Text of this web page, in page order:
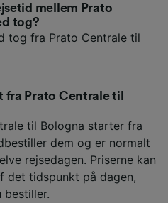
mellem Prato
tog?
tog fra Prato Centrale til
fra Prato Centrale til
til Bologna starter fra
dem og er normalt
rejsedagen. Priserne kan
det tidspunkt på dagen,
bestiller.